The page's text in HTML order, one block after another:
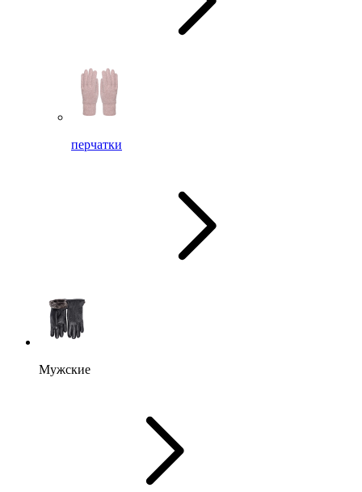
перчатки
Мужские